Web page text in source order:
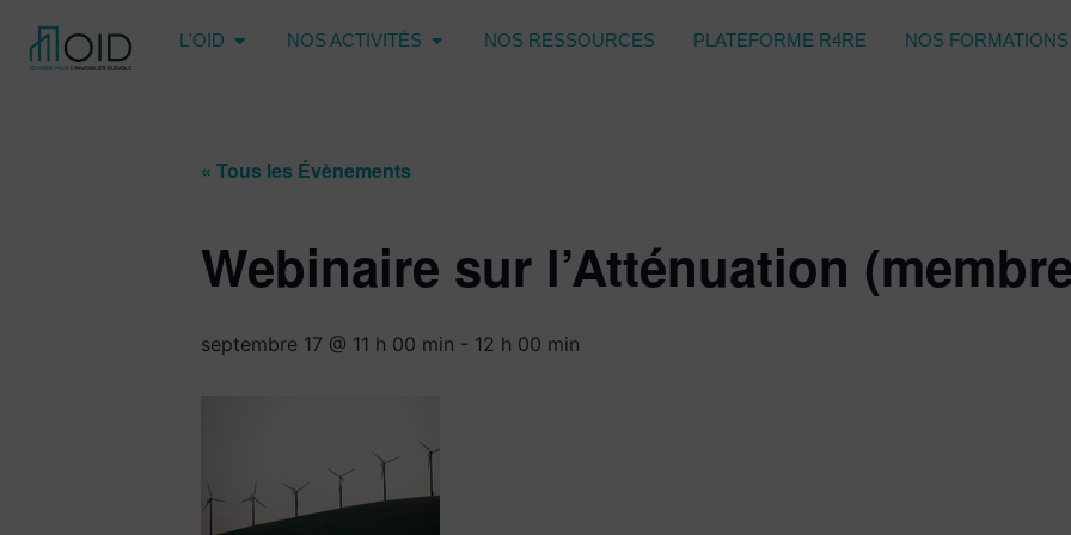
L'OID NOS ACTIVITÉS NOS RESSOURCES PLATEFORME R4RE NOS FORMATIONS
« Tous les Évènements
Webinaire sur l’Atténuation
septembre 17 @ 11 h 00 min - 12 h 00 min